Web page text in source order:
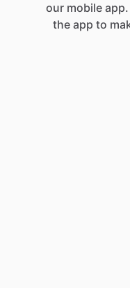
our mobile
the app to